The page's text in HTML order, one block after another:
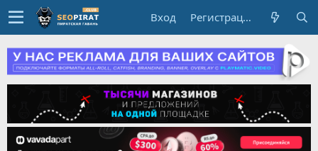
Вход Регистрация